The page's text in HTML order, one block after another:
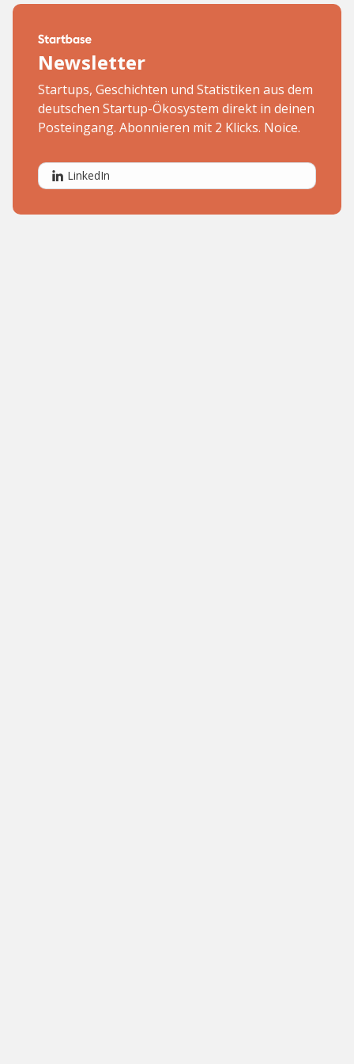
Newsletter
Startups, Geschichten und Statistiken aus dem
deutschen Startup-Ökosystem direkt in deinen
Posteingang. Abonnieren mit 2 Klicks. Noice.
LinkedIn